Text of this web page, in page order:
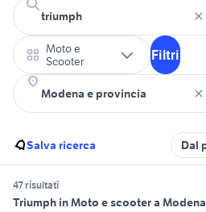
Moto e
Scooter
Filtri
Salva ricerca Dal
47 risultati
Triumph in Moto e scooter a